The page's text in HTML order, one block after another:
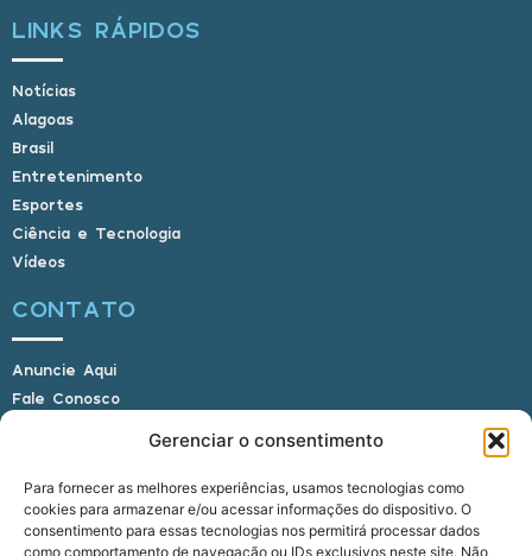
Gerenciar o consentimento
Para fornecer as melhores experiências, usamos tecnologias como
cookies para armazenar e/ou acessar informações do dispositivo. O
consentimento para essas tecnologias nos permitirá processar dados
como comportamento de navegação ou IDs exclusivos neste site. Não
LINKS RÁPIDOS
Notícias
Alagoas
Brasil
Entretenimento
Esportes
Ciência e Tecnologia
Vídeos
CONTATO
Anuncie Aqui
Fale Conosco
E-mail: alagoasbrasilnoticias@gmail.com